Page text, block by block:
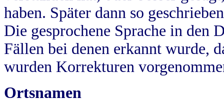
haben. Später dann so
Die gesprochene Sprache in
Fällen bei denen erkannt wurde,
wurden Korrekturen
Ortsnamen